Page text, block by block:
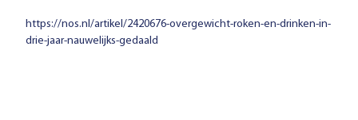
https://nos.nl/artikel/2420676-overgewicht-roken-en-drinken-in-
drie-jaar-nauwelijks-gedaald